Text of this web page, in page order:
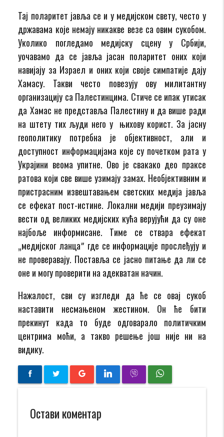
Тај поларитет јавља се и у медијском свету, често у
државама које немају никакве везе са овим сукобом.
Уколико погледамо медијску сцену у Србији,
уочавамо да се јавља јасан поларитет оних који
навијају за Израел и оних који своје симпатије дају
Хамасу. Такви често повезују ову милитантну
организацију са Палестинцима. Стиче се ипак утисак
да Хамас не представља Палестину и да више ради
на штету тих људи него у њихову корист. За јасну
геополитику потребна је објективност, али и
доступност информацијама које су почетком рата у
Украјини веома упитне. Ово је свакако део праксе
ратова који све више узимају замах. Необјективним и
пристрасним извештавањем светских медија јавља
се ефекат пост-истине. Локални медији преузимају
вести од великих медијских кућа верујући да су оне
најбоље информисане. Тиме се ствара ефекат
„медијског ланцаˮ где се информације прослеђују и
не проверавају. Поставља се јасно питање да ли се
оне и могу проверити на адекватан начин.
Нажалост, сви су изгледи да ће се овај сукоб
наставити несмањеном жестином. Он ће бити
прекинут када то буде одговарало политичким
центрима моћи, а такво решење још није ни на
видику.
Остави коментар